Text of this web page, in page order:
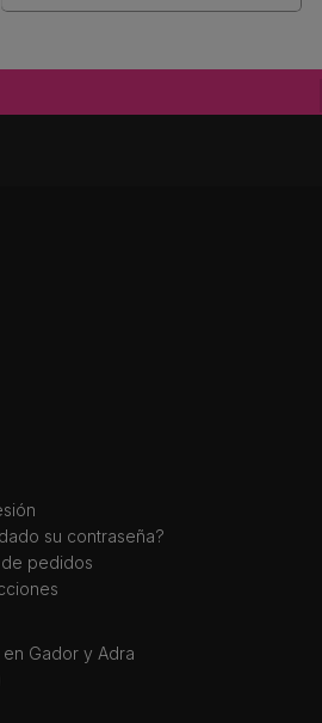
su contraseña?
de pedidos
en Gador y Adra